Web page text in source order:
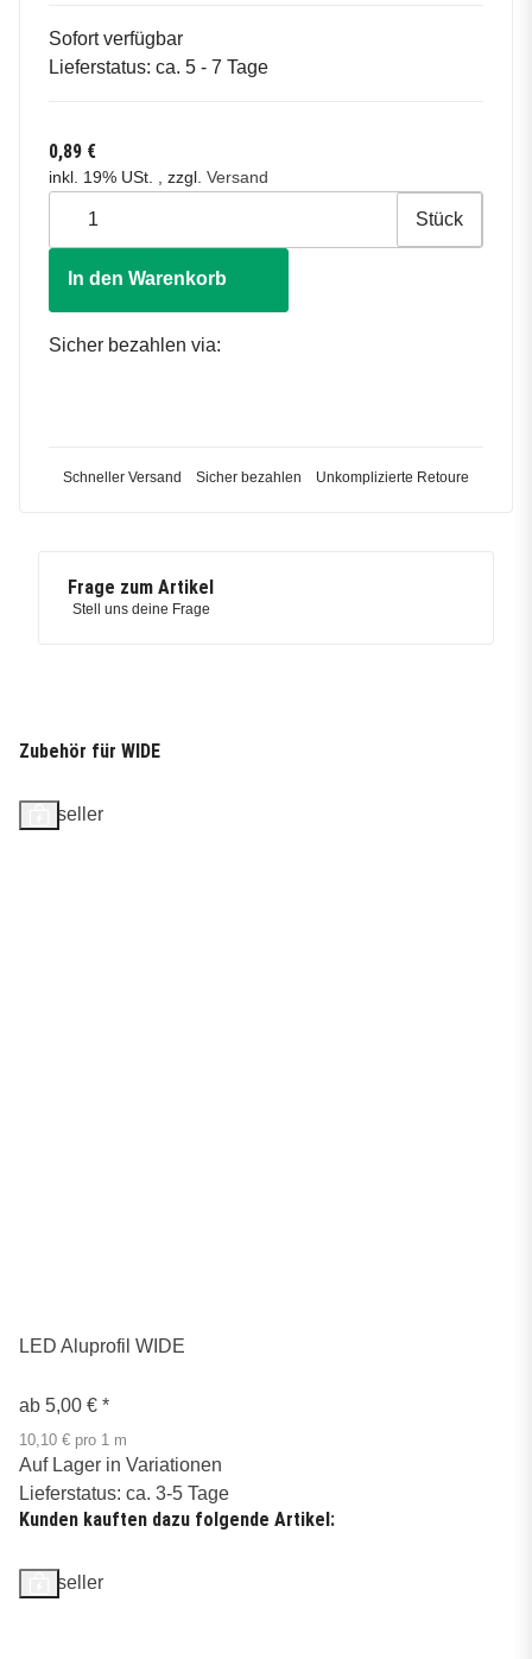
Sofort verfügbar
Lieferstatus: ca. 5 - 7 Tage
0,89 €
inkl. 19% USt. , zzgl. Versand
Stück
In den Warenkorb
Sicher bezahlen via:
Schneller Versand Sicher bezahlen Unkomplizierte Retoure
Frage zum Artikel
Stell uns deine Frage
Zubehör für WIDE
Bestseller
LED Aluprofil WIDE
ab 5,00 € *
10,10 € pro 1 m
Auf Lager in Variationen
Lieferstatus: ca. 3-5 Tage
Kunden kauften dazu folgende Artikel:
Bestseller